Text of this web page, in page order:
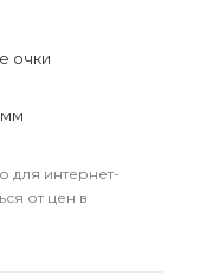
очки
мм
для интернет-
от цен в